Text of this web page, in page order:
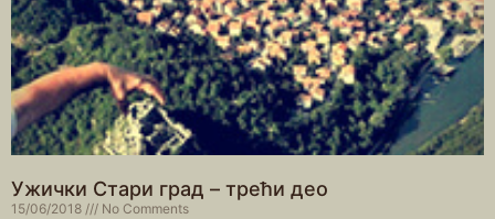
Ужички Стари град – трећи део
15/06/2018 No Comments